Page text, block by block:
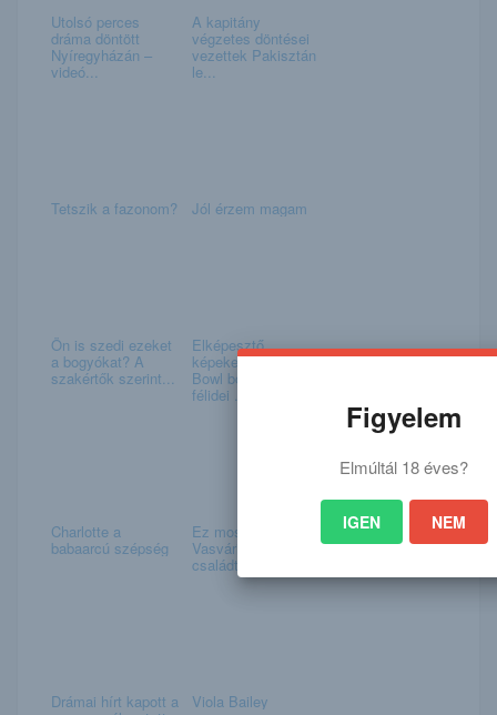
Utolsó perces
dráma döntött
Nyíregyházán –
videó...
A kapitány
végzetes döntései
vezettek Pakisztán
le...
Tetszik a fazonom? Jól érzem magam
Ön is szedi ezeket
a bogyókat? A
szakértők szerint...
Elképesztő
képeken a Super
Bowl borzalmas
félidei ...
Charlotte a
babaarcú szépség
Ez most komoly?
Vasvári Vivien új
családtagjától m...
Drámai hírt kapott a Viola Bailey
Figyelem
Elmúltál 18 éves?
IGEN NEM